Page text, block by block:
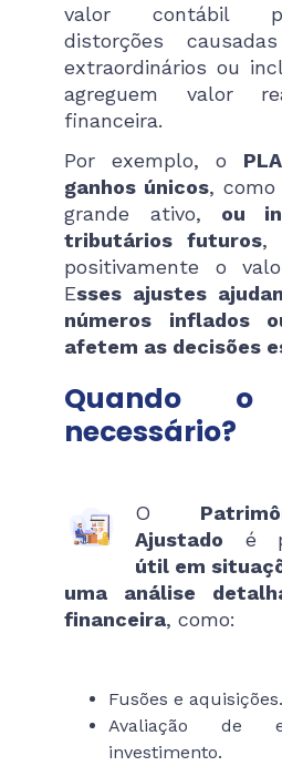
valor contábil
distorções
extraordinários ou
agreguem valor
financeira.
Por exemplo, o
ganhos únicos,
grande ativo, ou
tributários futuros,
positivamente o
Esses ajustes
números inflados
afetem as decisões
Quando
necessário?
O
Ajustado é
útil em
uma análise
financeira, como:
Fusões e aquisições.
Avaliação de
investimento.